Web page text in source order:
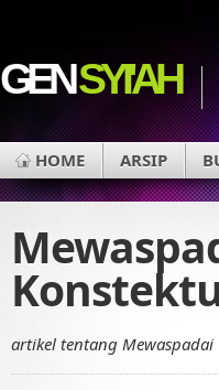
GENSYI'AH
HOME ARSIP
artikel tentang Mewaspadai